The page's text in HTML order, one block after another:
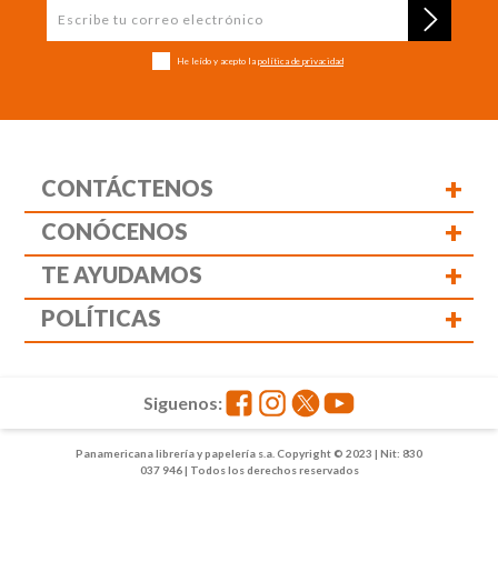
He leído y acepto la política de privacidad
CONTÁCTENOS +
CONÓCENOS +
TE AYUDAMOS +
POLÍTICAS +
Panamericana librería y papelería s.a. Copyright © 2023 | Nit: 830
037 946 | Todos los derechos reservados
Siguenos: